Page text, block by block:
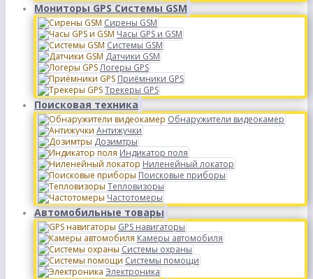
Мониторы GPS Системы GSM
Сирены GSM
Часы GPS и GSM
Системы GSM
Датчики GSM
Логеры GPS
Приёмники GPS
Трекеры GPS
Поисковая техника
Обнаружители видеокамер
Антижучки
Дозимтры
Индикатор поля
Ниленейный локатор
Поисковые приборы
Тепловизоры
Частотомеры
Автомобильные товары
GPS навигаторы
Камеры автомобиля
Системы охраны
Системы помощи
Электроника